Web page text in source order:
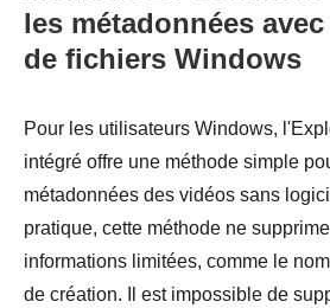
les métadonnées
de fichiers Windows
Pour les utilisateurs Windows,
intégré offre une méthode simple
métadonnées des vidéos sans
pratique, cette méthode ne
informations limitées, comme le
de création. Il est impossible de